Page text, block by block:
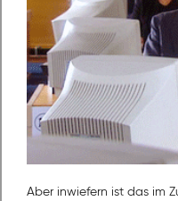
Aber inwiefern ist das im